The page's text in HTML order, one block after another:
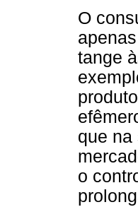
O
tange
que na
o